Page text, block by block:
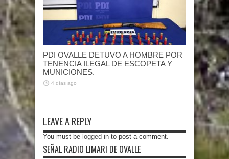
PDI OVALLE DETUVO A HOMBRE POR
TENENCIA ILEGAL DE ESCOPETA Y
MUNICIONES.
4 días ago
LEAVE A REPLY
You must be logged in to post a comment.
SEÑAL RADIO LIMARI DE OVALLE